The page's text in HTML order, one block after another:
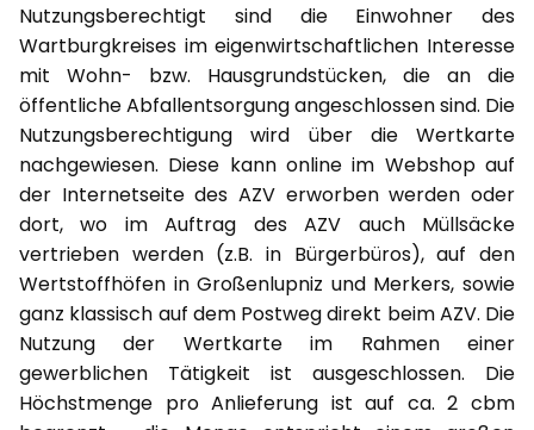
Nutzungsberechtigt sind die Einwohner des
Wartburgkreises im eigenwirtschaftlichen Interesse
mit Wohn- bzw. Hausgrundstücken, die an die
öffentliche Abfallentsorgung angeschlossen sind. Die
Nutzungsberechtigung wird über die Wertkarte
nachgewiesen. Diese kann online im Webshop auf
der Internetseite des AZV erworben werden oder
dort, wo im Auftrag des AZV auch Müllsäcke
vertrieben werden (z.B. in Bürgerbüros), auf den
Wertstoffhöfen in Großenlupniz und Merkers, sowie
ganz klassisch auf dem Postweg direkt beim AZV. Die
Nutzung der Wertkarte im Rahmen einer
gewerblichen Tätigkeit ist ausgeschlossen. Die
Höchstmenge pro Anlieferung ist auf ca. 2 cbm